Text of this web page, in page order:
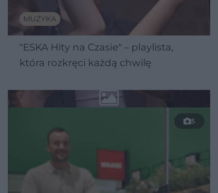
MUZYKA
"ESKA Hity na Czasie" – playlista,
która rozkręci każdą chwilę
5